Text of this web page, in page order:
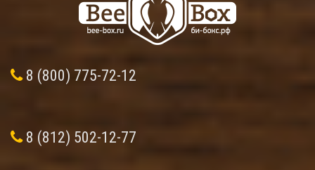
8 (800) 775-72-12
8 (812) 502-12-77